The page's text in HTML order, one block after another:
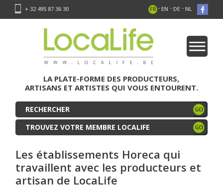
+ 32 495 87 36 30 FR - EN - DE - NL
LA PLATE-FORME DES PRODUCTEURS,
ARTISANS ET ARTISTES QUI VOUS ENTOURENT.
TROUVEZ VOTRE MEMBRE LOCALIFE
Les établissements Horeca qui
travaillent avec les producteurs et
artisan de LocaLife